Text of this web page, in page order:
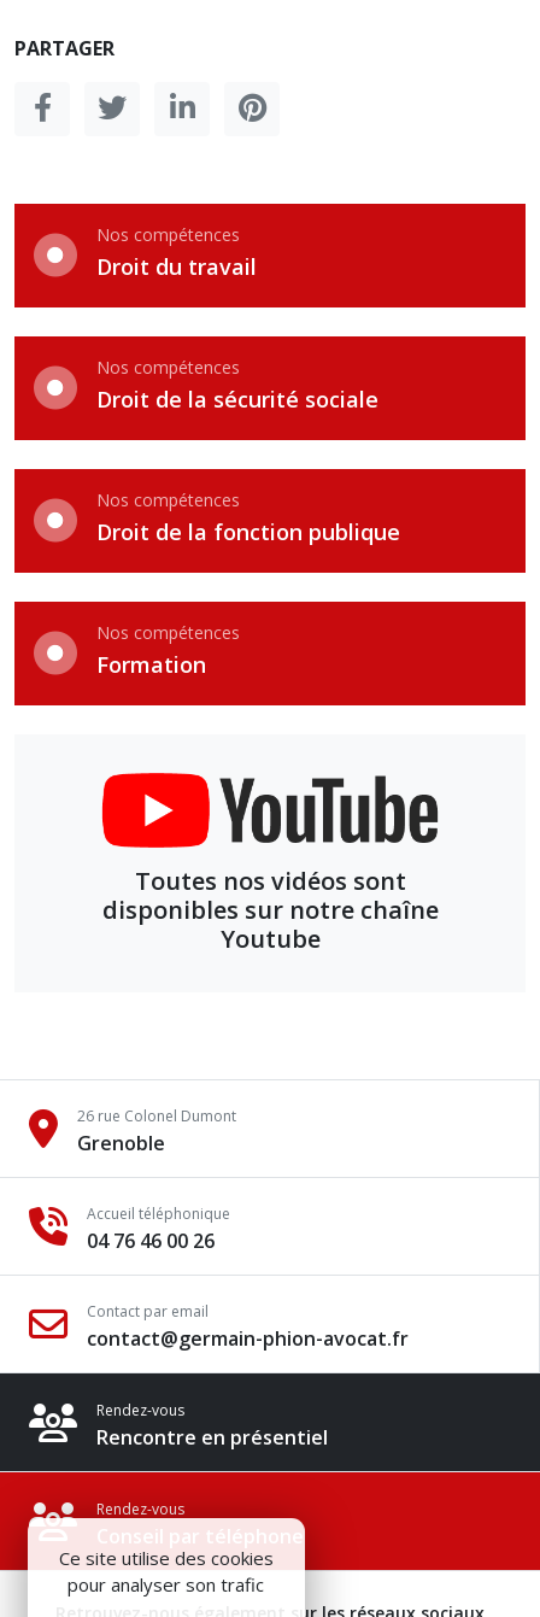
PARTAGER
Nos compétences
Droit du travail
Nos compétences
Droit de la sécurité sociale
Nos compétences
Droit de la fonction publique
Nos compétences
Formation
Toutes nos vidéos sont
disponibles sur notre chaîne
Youtube
26 rue Colonel Dumont
Grenoble
Accueil téléphonique
04 76 46 00 26
Contact par email
contact@germain-phion-avocat.fr
Rendez-vous
Rencontre en présentiel
Rendez-vous
Conseil par téléphone
Ce site utilise des cookies
pour analyser son trafic